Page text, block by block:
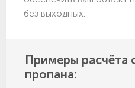
без выходных.
Примеры расчёта
пропана: